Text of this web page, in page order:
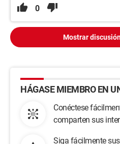
0
Mostrar
HÁGASE MIEMBRO EN
Conéctese
comparten sus
Siga fácilmente